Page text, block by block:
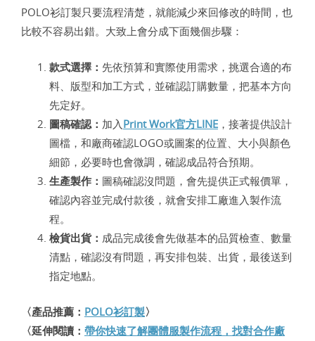
POLO衫訂製只要流程清楚，就能減少來回修改的時間，也
比較不容易出錯。大致上會分成下面幾個步驟：
款式選擇： 先依預算和實際使用需求，挑選合適的布
料、版型和加工方式，並確認訂購數量，把基本方向
先定好。
圖稿確認： 加入 Print Work官方LINE ，接著提供設計
圖檔，和廠商確認LOGO或圖案的位置、大小與顏色
細節，必要時也會微調，確認成品符合預期。
生產製作： 圖稿確認沒問題，會先提供正式報價單，
確認內容並完成付款後，就會安排工廠進入製作流
程。
檢貨出貨： 成品完成後會先做基本的品質檢查、數量
清點，確認沒有問題，再安排包裝、出貨，最後送到
指定地點。
〈產品推薦： POLO衫訂製〉
〈延伸閱讀： 帶你快速了解團體服製作流程，找對合作廠